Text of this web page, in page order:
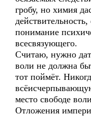
гробу, но химия
понимание
всесвязующего.
Считаю, нужно
воли не должна
тот поймёт.
место свободе
Отложения